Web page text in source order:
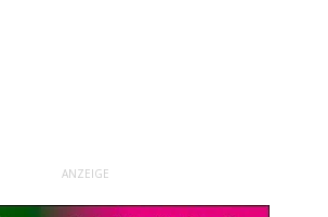
ANZEIGE